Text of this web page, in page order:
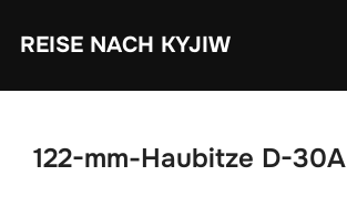
InhaltREISE NACH KYJIW
122-mm-Haubitze D-30A